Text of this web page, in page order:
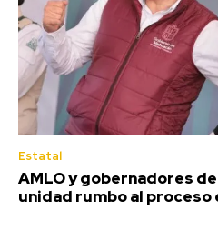
Estatal
AMLO y gobernadores
unidad rumbo al